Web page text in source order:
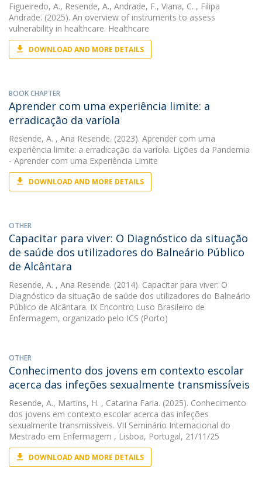
Figueiredo, A., Resende, A., Andrade, F., Viana, C. , Filipa
Andrade. (2025). An overview of instruments to assess
vulnerability in healthcare. Healthcare
DOWNLOAD AND MORE DETAILS
BOOK CHAPTER
Aprender com uma experiência limite: a
erradicação da varíola
Resende, A. , Ana Resende. (2023). Aprender com uma
experiência limite: a erradicação da varíola. Lições da Pandemia
- Aprender com uma Experiência Limite
DOWNLOAD AND MORE DETAILS
OTHER
Capacitar para viver: O Diagnóstico da situação
de saúde dos utilizadores do Balneário Público
de Alcântara
Resende, A. , Ana Resende. (2014). Capacitar para viver: O
Diagnóstico da situação de saúde dos utilizadores do Balneário
Público de Alcântara. IX Encontro Luso Brasileiro de
Enfermagem, organizado pelo ICS (Porto)
OTHER
Conhecimento dos jovens em contexto escolar
acerca das infeções sexualmente transmissíveis
Resende, A., Martins, H. , Catarina Faria. (2025). Conhecimento
dos jovens em contexto escolar acerca das infeções
sexualmente transmissíveis. VII Seminário Internacional do
Mestrado em Enfermagem , Lisboa, Portugal, 21/11/25
DOWNLOAD AND MORE DETAILS